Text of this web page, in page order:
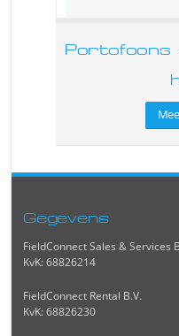
Portofoons
Gegevens
FieldConnect Sales & Services
KvK: 68826214
FieldConnect Rental B.V.
KvK: 68826230